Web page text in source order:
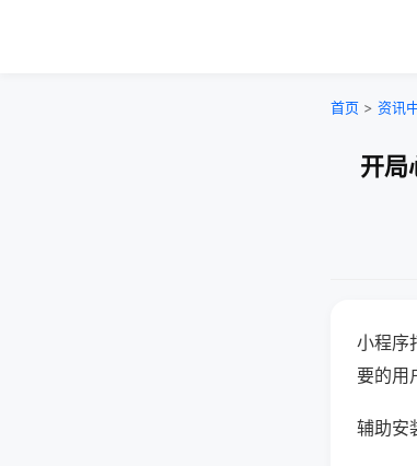
首页 > 资讯
开局
小程序
要的用
辅助安